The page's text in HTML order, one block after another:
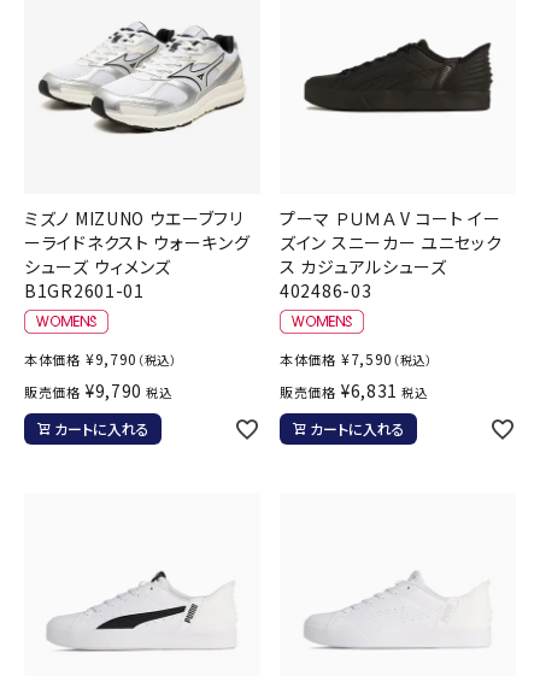
ミズノ MIZUNO ウエーブフリ
ーライドネクスト ウォーキング
シューズ ウィメンズ
B1GR2601-01
本体価格 ¥9,790 （税込）
販売価格 ¥9,790 税込
カートに入れる
プーマ ＰＵＭＡ V コート イー
ズイン スニーカー ユニセック
ス カジュアルシューズ
402486-03
本体価格 ¥7,590 （税込）
販売価格 ¥6,831 税込
カートに入れる